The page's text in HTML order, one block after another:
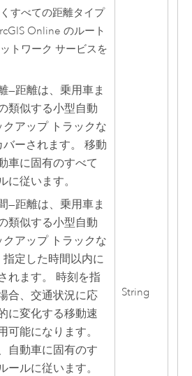
すべての距離タイプ
Online のルート
トワーク サービスを
—距離は、乗用車ま
類似する小型自動
クアップ トラックな
バーされます。 移動
車に固有のすべて
に従います。
—距離は、乗用車ま
類似する小型自動
クアップ トラックな
指定した時間以内に
れます。 時刻を指
合、交通状況に応
に変化する移動速
可能になります。
自動車に固有のす
ールに従います。
String